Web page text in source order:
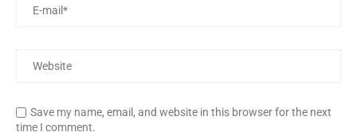
Save my name, email, and website in this browser for the next
time I comment.